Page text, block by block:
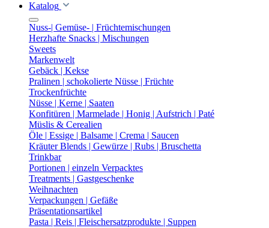
Katalog
Nuss-| Gemüse- | Früchtemischungen
Herzhafte Snacks | Mischungen
Sweets
Markenwelt
Gebäck | Kekse
Pralinen | schokolierte Nüsse | Früchte
Trockenfrüchte
Nüsse | Kerne | Saaten
Konfitüren | Marmelade | Honig | Aufstrich | Paté
Müslis & Cerealien
Öle | Essige | Balsame | Crema | Saucen
Kräuter Blends | Gewürze | Rubs | Bruschetta
Trinkbar
Portionen | einzeln Verpacktes
Treatments | Gastgeschenke
Weihnachten
Verpackungen | Gefäße
Präsentationsartikel
Pasta | Reis | Fleischersatzprodukte | Suppen